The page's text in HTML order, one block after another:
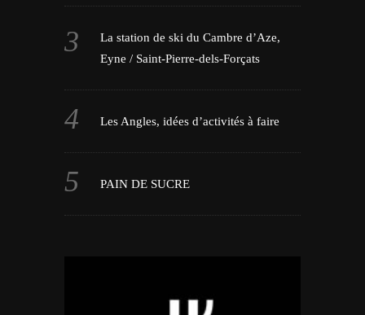
La station de ski du Cambre d’Aze,
Eyne / Saint-Pierre-dels-Forçats
Les Angles, idées d’activités à faire
PAIN DE SUCRE